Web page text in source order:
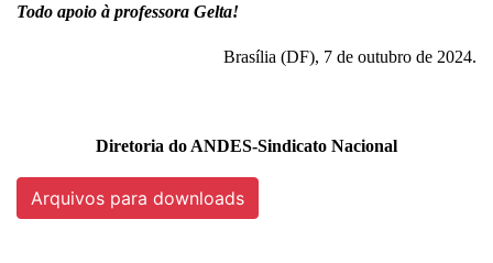
Todo apoio à professora Gelta!
Brasília (DF), 7 de outubro de 2024.
Diretoria do ANDES-Sindicato Nacional
Arquivos para downloads